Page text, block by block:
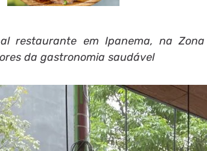
restaurante em Ipanema, na
da gastronomia saudável